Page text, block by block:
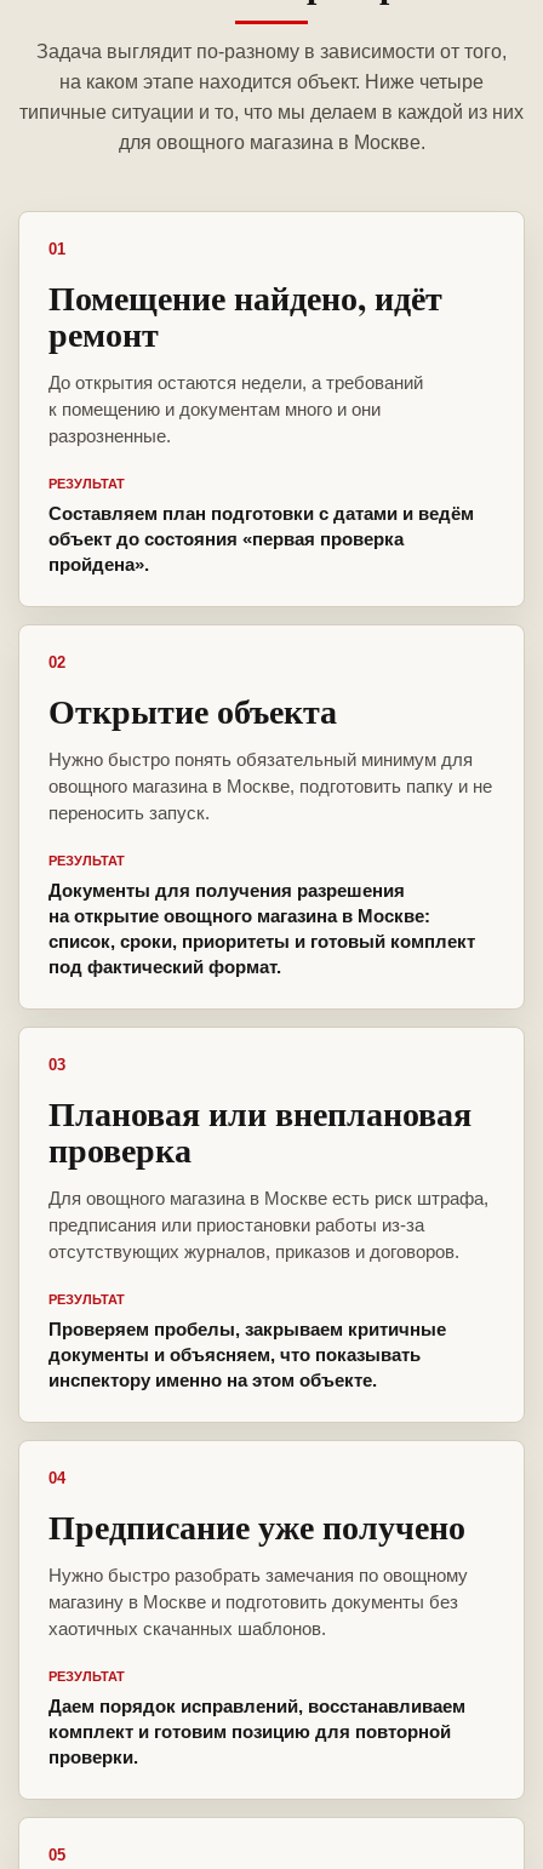
Задача выглядит по-разному в зависимости от того,
на каком этапе находится объект. Ниже четыре
типичные ситуации и то, что мы делаем в каждой из них
для овощного магазина в Москве.
01
Помещение найдено, идёт
ремонт
До открытия остаются недели, а требований
к помещению и документам много и они
разрозненные.
РЕЗУЛЬТАТ
Составляем план подготовки с датами и ведём
объект до состояния «первая проверка
пройдена».
02
Открытие объекта
Нужно быстро понять обязательный минимум для
овощного магазина в Москве, подготовить папку и не
переносить запуск.
РЕЗУЛЬТАТ
Документы для получения разрешения
на открытие овощного магазина в Москве:
список, сроки, приоритеты и готовый комплект
под фактический формат.
03
Плановая или внеплановая
проверка
Для овощного магазина в Москве есть риск штрафа,
предписания или приостановки работы из-за
отсутствующих журналов, приказов и договоров.
РЕЗУЛЬТАТ
Проверяем пробелы, закрываем критичные
документы и объясняем, что показывать
инспектору именно на этом объекте.
04
Предписание уже получено
Нужно быстро разобрать замечания по овощному
магазину в Москве и подготовить документы без
хаотичных скачанных шаблонов.
РЕЗУЛЬТАТ
Даем порядок исправлений, восстанавливаем
комплект и готовим позицию для повторной
проверки.
05